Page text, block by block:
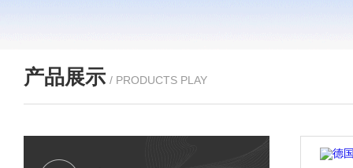
产品展示 / PRODUCTS PLAY